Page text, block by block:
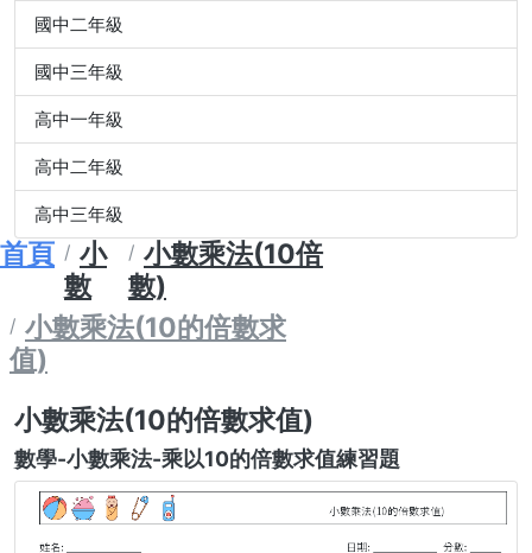
國中二年級
國中三年級
高中一年級
高中二年級
高中三年級
首頁
小
數
小數乘法(10倍
數)
小數乘法(10的倍數求
值)
小數乘法(10的倍數求值)
數學-小數乘法-乘以10的倍數求值練習題